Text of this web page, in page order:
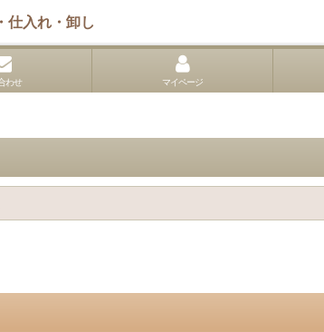
入れ・卸し
わせ マイページ